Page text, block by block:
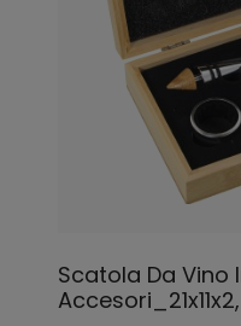
Scatola Da Vino